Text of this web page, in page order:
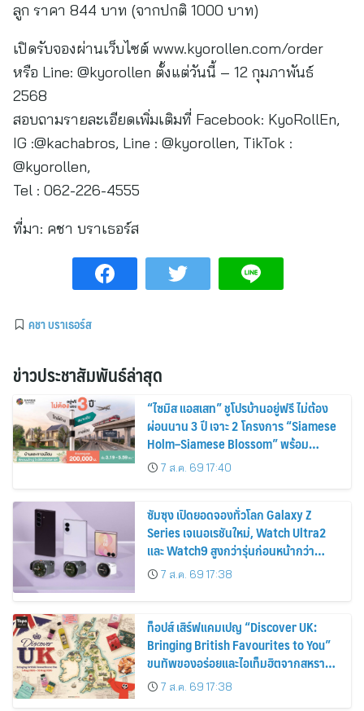
ลูก ราคา 844 บาท (จากปกติ 1000 บาท)
เปิดรับจองผ่านเว็บไซต์ www.kyorollen.com/order
หรือ Line: @kyorollen ตั้งแต่วันนี้ – 12 กุมภาพันธ์
2568
สอบถามรายละเอียดเพิ่มเติมที่ Facebook: KyoRollEn,
IG :@kachabros, Line : @kyorollen, TikTok :
@kyorollen,
Tel : 062-226-4555
ที่มา: คชา บราเธอร์ส
คชา บราเธอร์ส
ข่าวประชาสัมพันธ์ล่าสุด
“ไซมิส แอสเสท” ชูโปรบ้านอยู่ฟรี ไม่ต้อง
ผ่อนนาน 3 ปี เจาะ 2 โครงการ “Siamese
Holm–Siamese Blossom” พร้อม
ส่วนลดและสิทธิพิเศษถึง 31 สิงหาคม
2569
7 ส.ค. 69 17:40
ซัมซุง เปิดยอดจองทั่วโลก Galaxy Z
Series เจเนอเรชันใหม่, Watch Ultra2
และ Watch9 สูงกว่ารุ่นก่อนหน้ากว่า
30%7 ส.ค. 69 17:38
ท็อปส์ เสิร์ฟแคมเปญ “Discover UK:
Bringing British Favourites to You”
ขนทัพของอร่อยและไอเท็มฮิตจากสหราช
อาณาจักร ส่งตรงถึงมือตั้งแต่วันนี้ – 18
สิงหาคมนี้
7 ส.ค. 69 17:38